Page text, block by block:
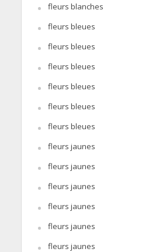
fleurs blanches
fleurs bleues
fleurs bleues
fleurs bleues
fleurs bleues
fleurs bleues
fleurs bleues
fleurs jaunes
fleurs jaunes
fleurs jaunes
fleurs jaunes
fleurs jaunes
fleurs jaunes